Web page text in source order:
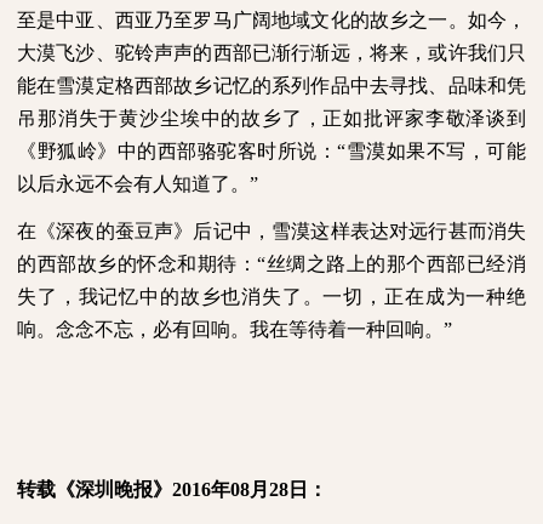
至是中亚、西亚乃至罗马广阔地域文化的故乡之一。如今，
大漠飞沙、驼铃声声的西部已渐行渐远，将来，或许我们只
能在雪漠定格西部故乡记忆的系列作品中去寻找、品味和凭
吊那消失于黄沙尘埃中的故乡了，正如批评家李敬泽谈到
《野狐岭》中的西部骆驼客时所说：“雪漠如果不写，可能
以后永远不会有人知道了。”
在《深夜的蚕豆声》后记中，雪漠这样表达对远行甚而消失
的西部故乡的怀念和期待：“丝绸之路上的那个西部已经消
失了，我记忆中的故乡也消失了。一切，正在成为一种绝
响。念念不忘，必有回响。我在等待着一种回响。”
转载《深圳晚报》 2016年08月 28 日：